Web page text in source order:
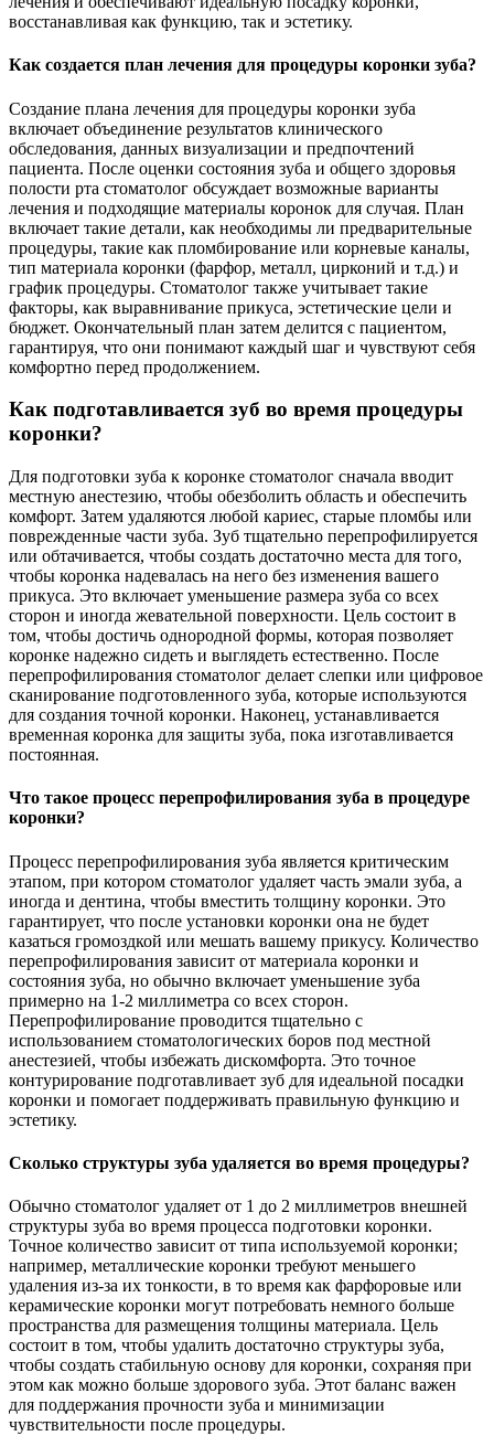
восстанавливая как функцию, так и эстетику.
Как создается план лечения для процедуры коронки зуба?
Создание плана лечения для процедуры коронки зуба
включает объединение результатов клинического
обследования, данных визуализации и предпочтений
пациента. После оценки состояния зуба и общего здоровья
полости рта стоматолог обсуждает возможные варианты
лечения и подходящие материалы коронок для случая. План
включает такие детали, как необходимы ли предварительные
процедуры, такие как пломбирование или корневые каналы,
тип материала коронки (фарфор, металл, цирконий и т.д.) и
график процедуры. Стоматолог также учитывает такие
факторы, как выравнивание прикуса, эстетические цели и
бюджет. Окончательный план затем делится с пациентом,
гарантируя, что они понимают каждый шаг и чувствуют себя
комфортно перед продолжением.
Как подготавливается зуб во время процедуры
коронки?
Для подготовки зуба к коронке стоматолог сначала вводит
местную анестезию, чтобы обезболить область и обеспечить
комфорт. Затем удаляются любой кариес, старые пломбы или
поврежденные части зуба. Зуб тщательно перепрофилируется
или обтачивается, чтобы создать достаточно места для того,
чтобы коронка надевалась на него без изменения вашего
прикуса. Это включает уменьшение размера зуба со всех
сторон и иногда жевательной поверхности. Цель состоит в
том, чтобы достичь однородной формы, которая позволяет
коронке надежно сидеть и выглядеть естественно. После
перепрофилирования стоматолог делает слепки или цифровое
сканирование подготовленного зуба, которые используются
для создания точной коронки. Наконец, устанавливается
временная коронка для защиты зуба, пока изготавливается
постоянная.
Что такое процесс перепрофилирования зуба в процедуре
коронки?
Процесс перепрофилирования зуба является критическим
этапом, при котором стоматолог удаляет часть эмали зуба, а
иногда и дентина, чтобы вместить толщину коронки. Это
гарантирует, что после установки коронки она не будет
казаться громоздкой или мешать вашему прикусу. Количество
перепрофилирования зависит от материала коронки и
состояния зуба, но обычно включает уменьшение зуба
примерно на 1-2 миллиметра со всех сторон.
Перепрофилирование проводится тщательно с
использованием стоматологических боров под местной
анестезией, чтобы избежать дискомфорта. Это точное
контурирование подготавливает зуб для идеальной посадки
коронки и помогает поддерживать правильную функцию и
эстетику.
Сколько структуры зуба удаляется во время процедуры?
Обычно стоматолог удаляет от 1 до 2 миллиметров внешней
структуры зуба во время процесса подготовки коронки.
Точное количество зависит от типа используемой коронки;
например, металлические коронки требуют меньшего
удаления из-за их тонкости, в то время как фарфоровые или
керамические коронки могут потребовать немного больше
пространства для размещения толщины материала. Цель
состоит в том, чтобы удалить достаточно структуры зуба,
чтобы создать стабильную основу для коронки, сохраняя при
этом как можно больше здорового зуба. Этот баланс важен
для поддержания прочности зуба и минимизации
чувствительности после процедуры.